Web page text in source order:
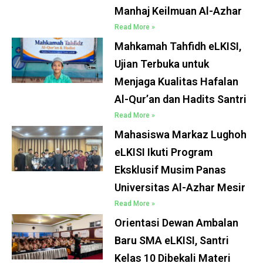
Manhaj Keilmuan Al-Azhar
Read More »
Mahkamah Tahfidh eLKISI,
Ujian Terbuka untuk
Menjaga Kualitas Hafalan
Al-Qur’an dan Hadits Santri
Read More »
Mahasiswa Markaz Lughoh
eLKISI Ikuti Program
Eksklusif Musim Panas
Universitas Al-Azhar Mesir
Read More »
Orientasi Dewan Ambalan
Baru SMA eLKISI, Santri
Kelas 10 Dibekali Materi